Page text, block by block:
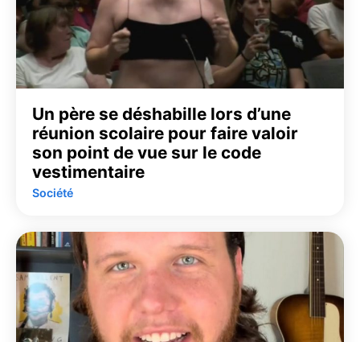
Un père se déshabille lors d’une
réunion scolaire pour faire valoir
son point de vue sur le code
vestimentaire
Société